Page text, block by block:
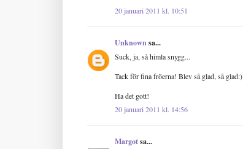
20 januari 2011 kl. 10:51
Unknownsa...
Suck, ja, så himla snygg...
Tack för fina fröerna! Blev så glad, så glad:)
Ha det gott!
20 januari 2011 kl. 14:56
Margotsa...